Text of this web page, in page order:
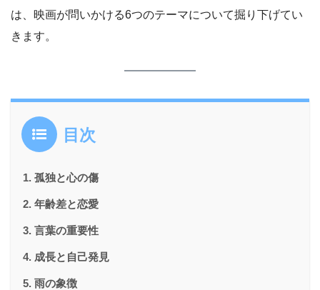
は、映画が問いかける6つのテーマについて掘り下げてい
きます。
目次
孤独と心の傷
年齢差と恋愛
言葉の重要性
成長と自己発見
雨の象徴